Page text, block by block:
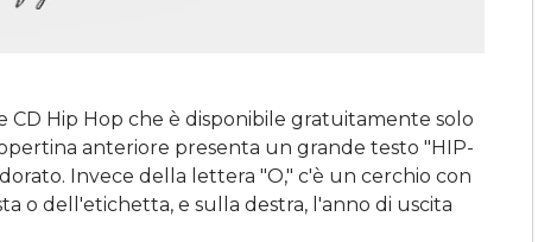
Hip Hop che è disponibile gratuitamente solo
anteriore presenta un grande testo "HIP-
Invece della lettera "O," c'è un cerchio con
o dell'etichetta, e sulla destra, l'anno di uscita